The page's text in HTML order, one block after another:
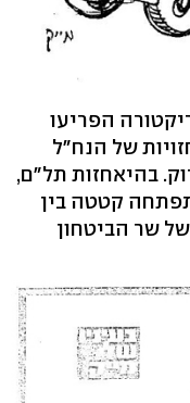
הפריעו
של הנח"ל
בהיאחזות תל"ם,
קטטה בין
שר הביטחון